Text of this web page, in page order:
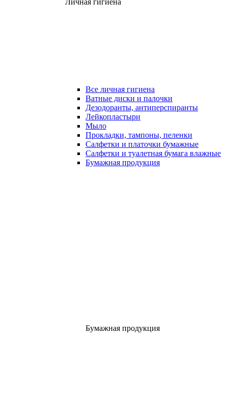
Личная гигиена
Все личная гигиена
Ватные диски и палочки
Дезодоранты, антиперспиранты
Лейкопластыри
Мыло
Прокладки, тампоны, пеленки
Салфетки и платочки бумажные
Салфетки и туалетная бумага влажные
Бумажная продукция
Бумажная продукция